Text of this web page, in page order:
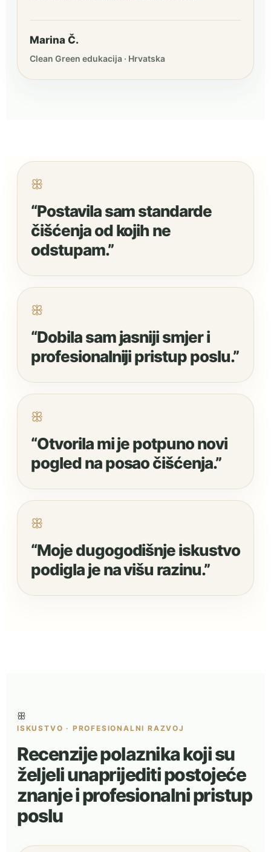
Marina Č.
Clean Green edukacija · Hrvatska
ꕥ
“Postavila sam standarde
čišćenja od kojih ne
odstupam.”
ꕥ
“Dobila sam jasniji smjer i
profesionalniji pristup poslu.”
ꕥ
“Otvorila mi je potpuno novi
pogled na posao čišćenja.”
ꕥ
“Moje dugogodišnje iskustvo
podigla je na višu razinu.”
ꕥ
ISKUSTVO · PROFESIONALNI RAZVOJ
Recenzije polaznika koji su
željeli unaprijediti postojeće
znanje i profesionalni pristup
poslu